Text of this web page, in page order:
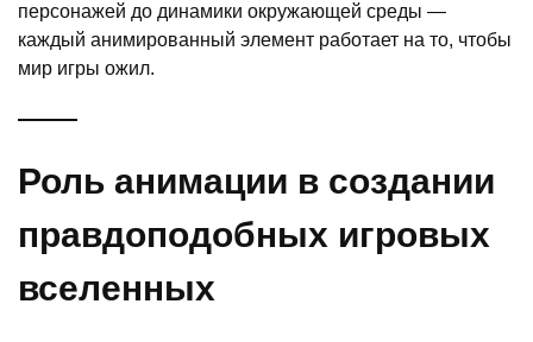
персонажей до динамики окружающей среды —
каждый анимированный элемент работает на то, чтобы
мир игры ожил.
Роль анимации в создании
правдоподобных игровых
вселенных